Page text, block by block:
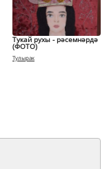
Тукай рухы - рәсемнәрдә
(ФОТО)
Тулырак